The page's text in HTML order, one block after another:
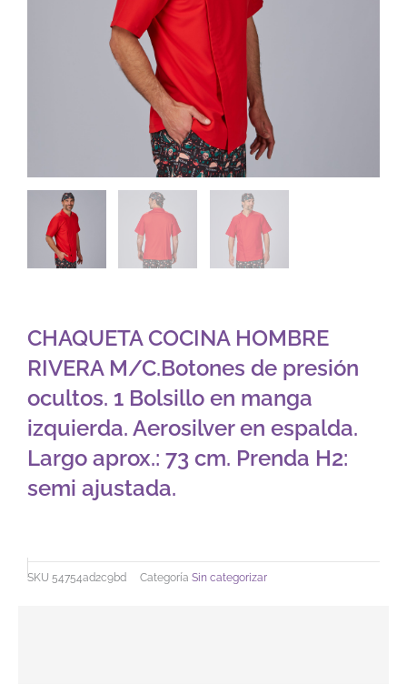
CHAQUETA COCINA HOMBRE
RIVERA M/C.Botones de presión
ocultos. 1 Bolsillo en manga
izquierda. Aerosilver en espalda.
Largo aprox.: 73 cm. Prenda H2:
semi ajustada.
SKU 54754ad2c9bd Categoría Sin categorizar